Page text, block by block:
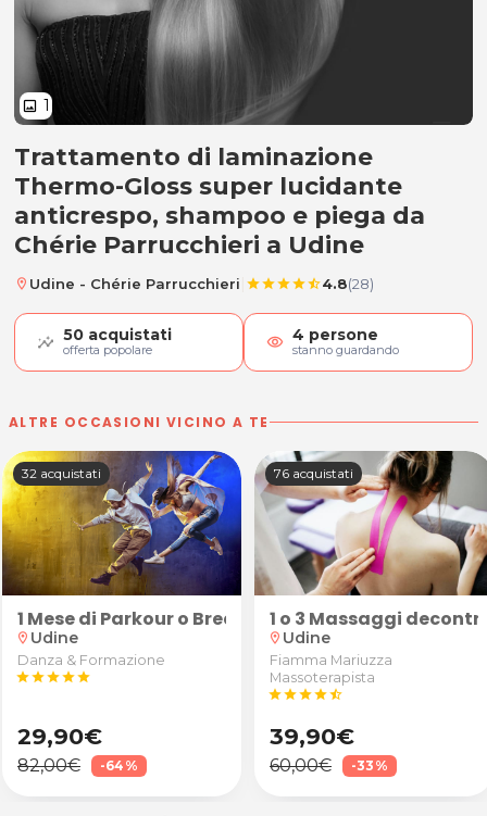
image 1
Capelli brillanti! Laminazione,
Trattamento di laminazione
Thermo-Gloss super lucidante
anticrespo, shampoo e piega da
Chérie Parrucchieri a Udine
location_on Udine - Chérie Parrucchieri starstarstarstarstar_half4.8(28)
50 acquistati
offerta popolare visibility 4 persone
stanno guardando
ALTRE OCCASIONI VICINO A TE
Trainer 60'
32 acquistati
1 Mese di Parkour o Breakdance
location_on Udine
Danza & Formazione
starstarstarstarstar
29,90€
82,00€ -64%
76 acquistati
1 o 3 Massaggi
location_on Udine
Fiamma Mariuzza
Massoterapista
starstarstarstarstar_half
39,90€
60,00€ -33%